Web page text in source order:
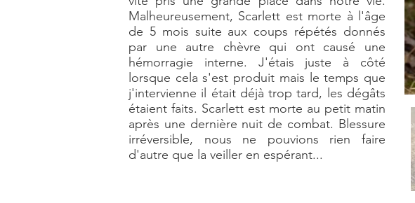
Malheureusement, Scarlett est morte à l'âge
de 5 mois suite aux coups répétés donnés
par une autre chèvre qui ont causé une
hémorragie interne. J'étais juste à côté
lorsque cela s'est produit mais le temps que
j'intervienne il était déjà trop tard, les dégâts
étaient faits. Scarlett est morte au petit matin
après une dernière nuit de combat. Blessure
irréversible, nous ne pouvions rien faire
d'autre que la veiller en espérant...